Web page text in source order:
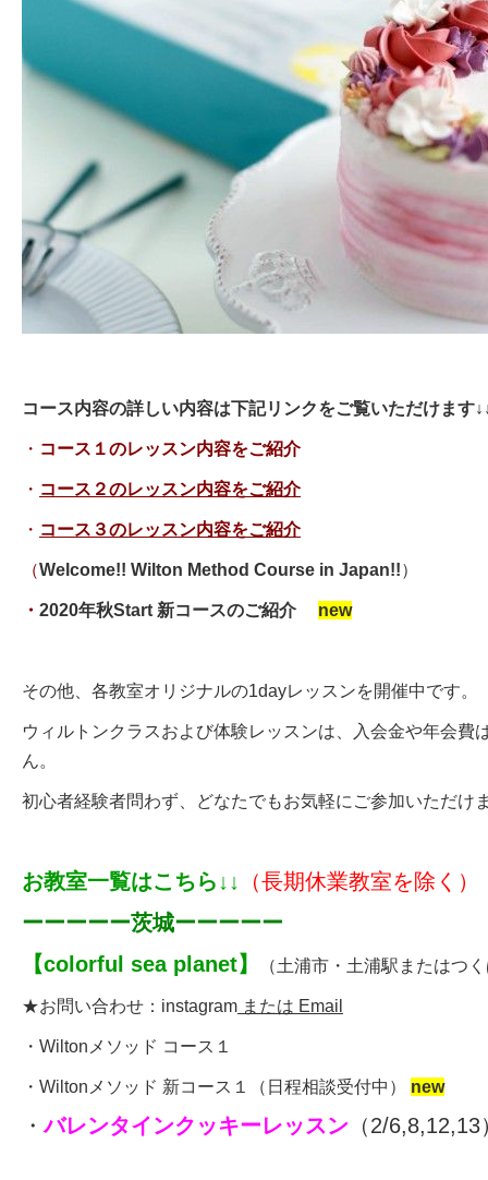
コース内容の詳しい内容は下記リンクをご覧いただけます
・ コース１のレッスン内容をご紹介
・ コース２のレッスン内容をご紹介
・ コース３のレッスン内容をご紹介
（Welcome!! Wilton Method Course in Japan!!）
・ 2020年秋Start 新コースのご紹介 new
その他、各教室オリジナルの1dayレッスンを開催中です。
ウィルトンクラスおよび体験レッスンは、入会金や年会費
ん。
初心者経験者問わず、どなたでもお気軽にご参加いただけ
お教室一覧はこちら↓↓ （長期休業教室を除く）
ーーーーー茨城ーーーーー
【colorful sea planet】 （土浦市・土浦駅またはつ
★お問い合わせ： instagram または Email
・ Wiltonメソッド コース１
・ Wiltonメソッド 新コース１ （ 日程相談受付中 ） new
・バレンタインクッキーレッスン （2/6,8,12,13